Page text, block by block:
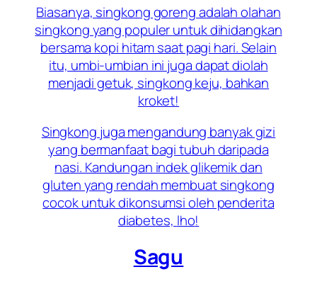
Biasanya, singkong goreng adalah olahan
singkong yang populer untuk dihidangkan
bersama kopi hitam saat pagi hari. Selain
itu, umbi-umbian ini juga dapat diolah
menjadi getuk, singkong keju, bahkan
kroket!
Singkong juga mengandung banyak gizi
yang bermanfaat bagi tubuh daripada
nasi. Kandungan indek glikemik dan
gluten yang rendah membuat singkong
cocok untuk dikonsumsi oleh penderita
diabetes, lho!
Sagu